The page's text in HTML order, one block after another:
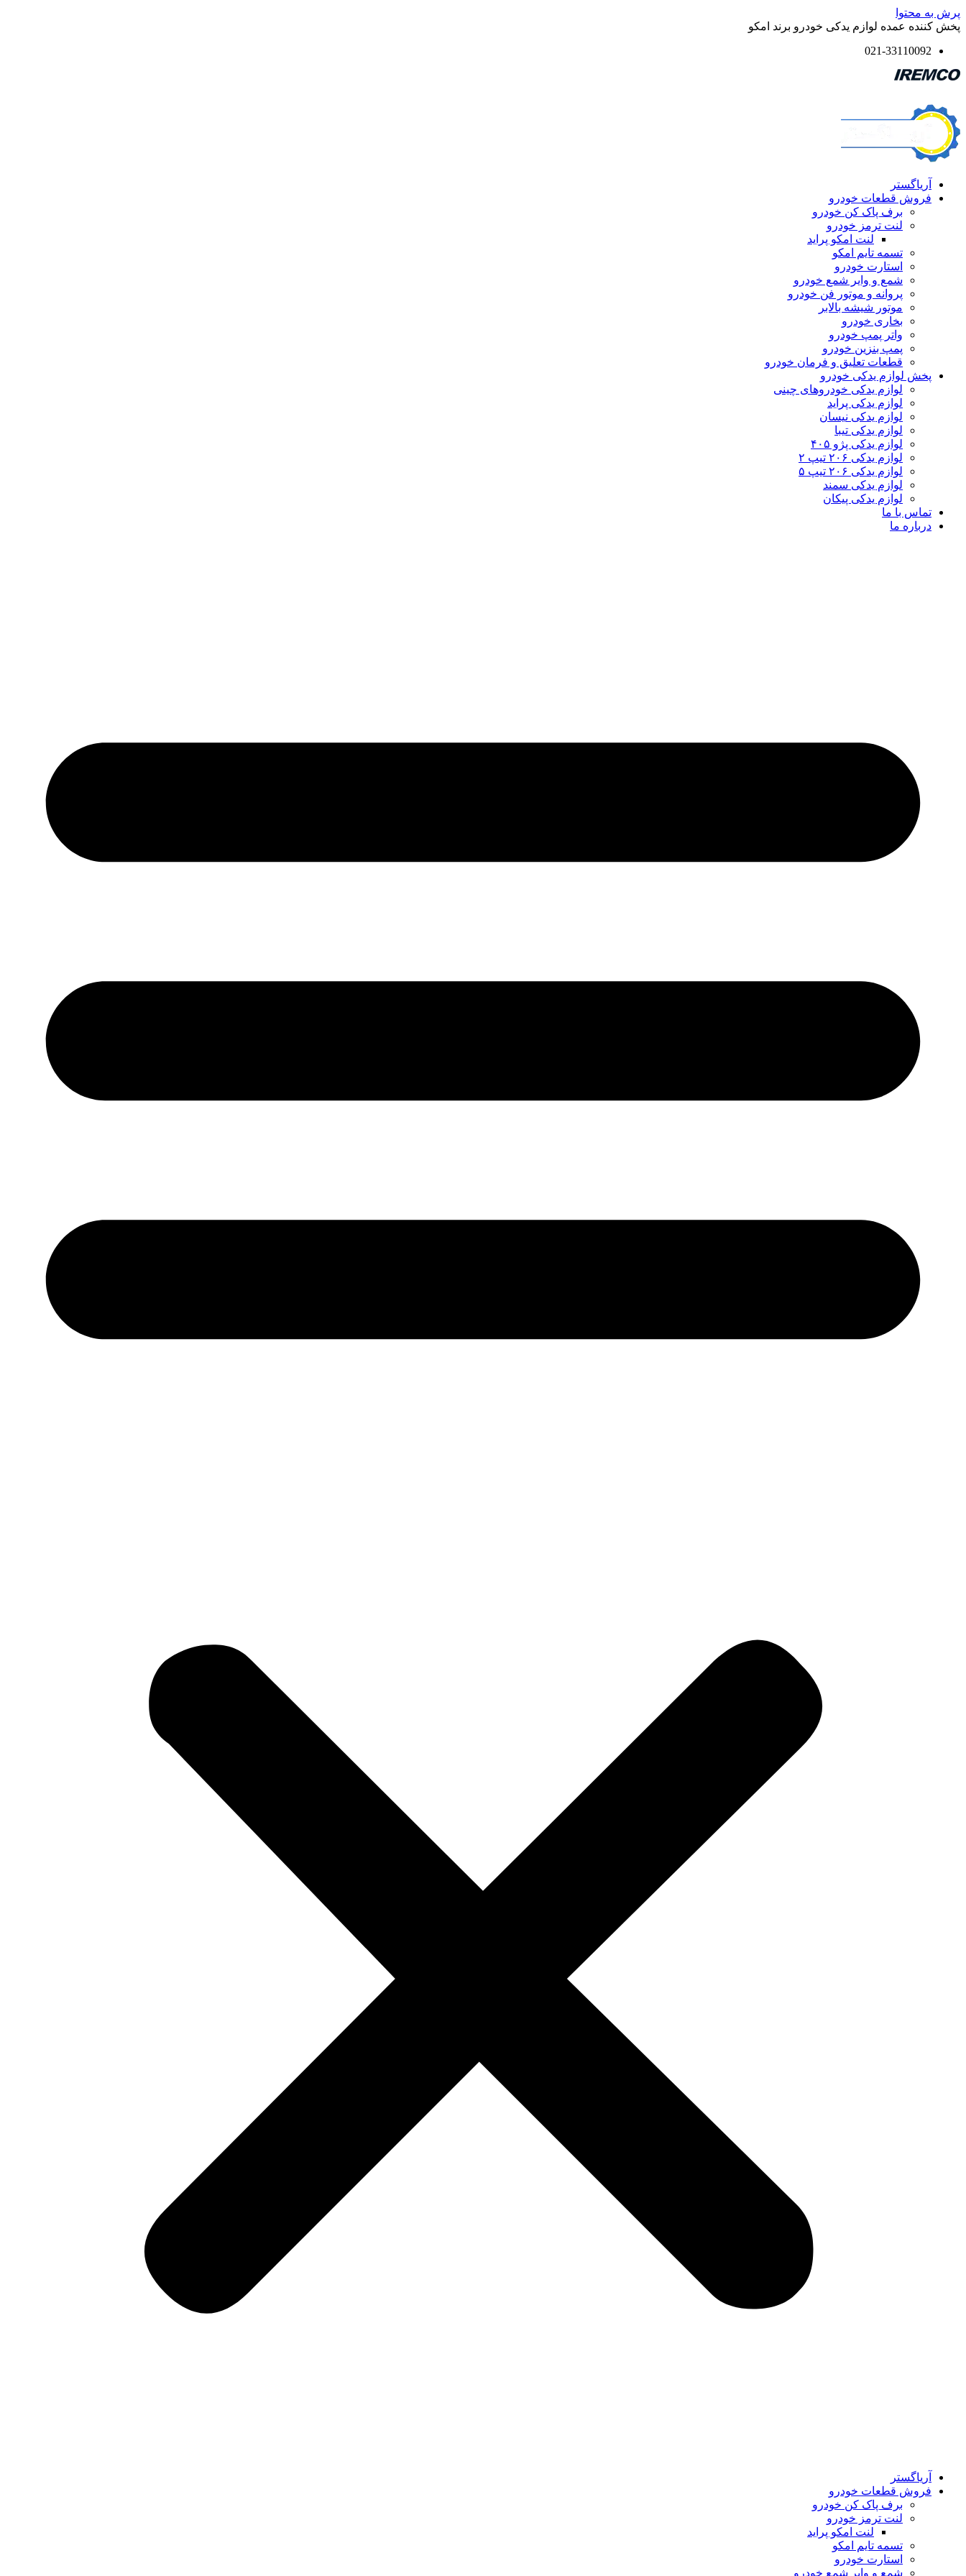
پرش به محتوا
پخش کننده عمده لوازم یدکی خودرو برند امکو
021-33110092
آریاگستر
فروش قطعات خودرو
برف پاک کن خودرو
لنت ترمز خودرو
لنت امکو پراید
تسمه تایم امکو
استارت خودرو
شمع و وایر شمع خودرو
پروانه و موتور فن خودرو
موتور شیشه بالابر
بخاری خودرو
واتر پمپ خودرو
پمپ بنزین خودرو
قطعات تعلیق و فرمان خودرو
پخش لوازم یدکی خودرو
لوازم یدکی خودروهای چینی
لوازم یدکی پراید
لوازم یدکی نیسان
لوازم یدکی تیبا
لوازم یدکی پژو ۴۰۵
لوازم یدکی ۲۰۶ تیپ ۲
لوازم یدکی ۲۰۶ تیپ ۵
لوازم یدکی سمند
لوازم یدکی پیکان
تماس با ما
درباره ما
آریاگستر
فروش قطعات خودرو
برف پاک کن خودرو
لنت ترمز خودرو
لنت امکو پراید
تسمه تایم امکو
استارت خودرو
شمع و وایر شمع خودرو